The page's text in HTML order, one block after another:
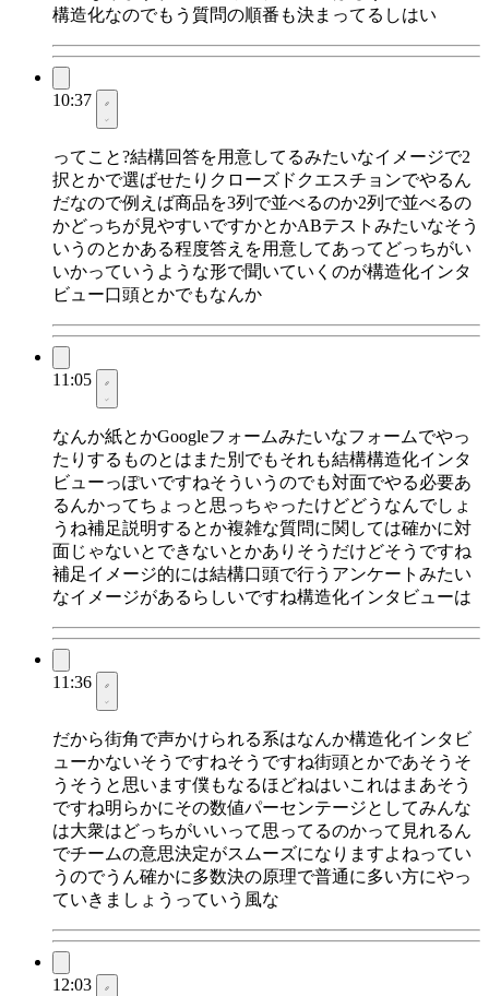
構造化なのでもう質問の順番も決まってるしはい
10:37
ってこと?結構回答を用意してるみたいなイメージで2
択とかで選ばせたりクローズドクエスチョンでやるん
だなので例えば商品を3列で並べるのか2列で並べるの
かどっちが見やすいですかとかABテストみたいなそう
いうのとかある程度答えを用意してあってどっちがい
いかっていうような形で聞いていくのが構造化インタ
ビュー口頭とかでもなんか
11:05
なんか紙とかGoogleフォームみたいなフォームでやっ
たりするものとはまた別でもそれも結構構造化インタ
ビューっぽいですねそういうのでも対面でやる必要あ
るんかってちょっと思っちゃったけどどうなんでしょ
うね補足説明するとか複雑な質問に関しては確かに対
面じゃないとできないとかありそうだけどそうですね
補足イメージ的には結構口頭で行うアンケートみたい
なイメージがあるらしいですね構造化インタビューは
11:36
だから街角で声かけられる系はなんか構造化インタビ
ューかないそうですねそうですね街頭とかであそうそ
うそうと思います僕もなるほどねはいこれはまあそう
ですね明らかにその数値パーセンテージとしてみんな
は大衆はどっちがいいって思ってるのかって見れるん
でチームの意思決定がスムーズになりますよねってい
うのでうん確かに多数決の原理で普通に多い方にやっ
ていきましょうっていう風な
12:03